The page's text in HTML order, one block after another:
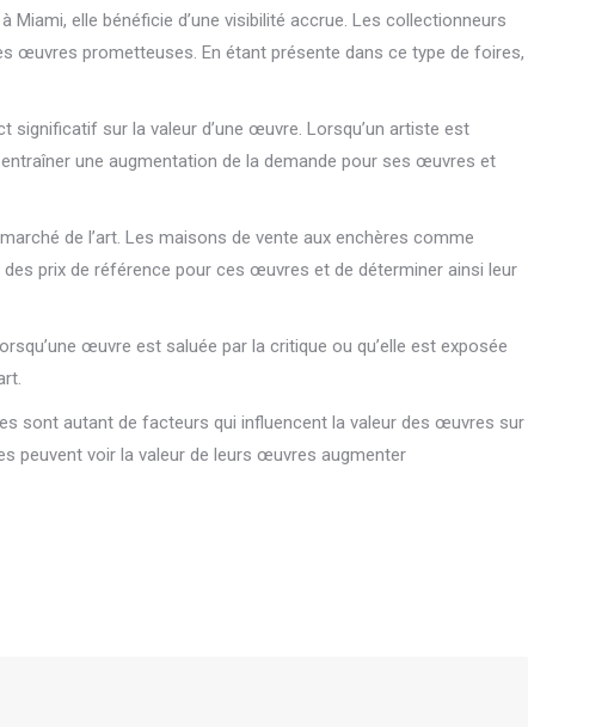
elle bénéficie d’une visibilité accrue. Les collectionneurs
œuvres prometteuses. En étant présente dans ce type de foires,
significatif sur la valeur d’une œuvre. Lorsqu’un artiste est
une augmentation de la demande pour ses œuvres et
de l’art. Les maisons de vente aux enchères comme
des prix de référence pour ces œuvres et de déterminer ainsi leur
œuvre est saluée par la critique ou qu’elle est exposée
sont autant de facteurs qui influencent la valeur des œuvres sur
peuvent voir la valeur de leurs œuvres augmenter